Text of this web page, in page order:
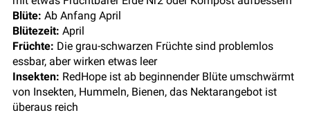
Blüte: Ab Anfang April
Blütezeit: April
Früchte: Die grau-schwarzen Früchte sind problemlos
essbar, aber wirken etwas leer
Insekten: RedHope ist ab beginnender Blüte umschwärmt
von Insekten, Hummeln, Bienen, das Nektarangebot ist
überaus reich